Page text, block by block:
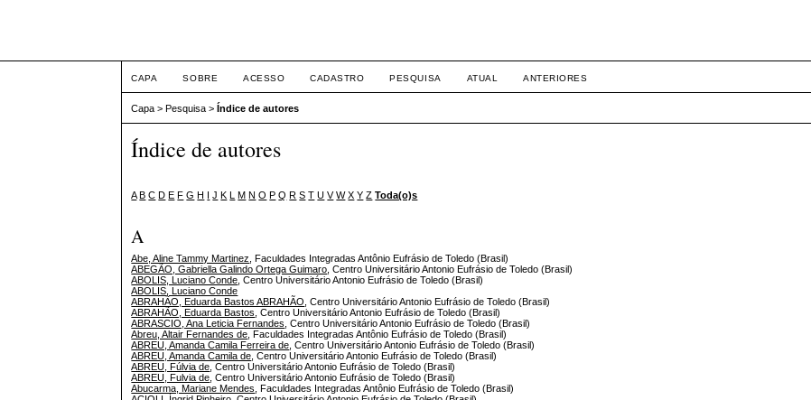
CAPA SOBRE ACESSO CADASTRO PESQUISA ATUAL ANTERIORES
Capa >Pesquisa >Índice de autores
Índice de autores
A B C D E F G H I J K L M N O P Q R S T U V W X Y Z Toda(o)s
A
Abe, Aline Tammy Martinez
, Faculdades Integradas Antônio Eufrásio de Toledo (Brasil)
ABEGÃO, Gabriella Galindo Ortega Guimaro , Centro Universitário Antonio Eufrásio de Toledo (Brasil)
ABOLIS, Luciano Conde , Centro Universitário Antonio Eufrásio de Toledo (Brasil)
ABOLIS, Luciano Conde
ABRAHÃO, Eduarda Bastos ABRAHÃO , Centro Universitário Antonio Eufrásio de Toledo (Brasil)
ABRAHÃO, Eduarda Bastos , Centro Universitário Antonio Eufrásio de Toledo (Brasil)
ABRASCIO, Ana Leticia Fernandes , Centro Universitário Antonio Eufrásio de Toledo (Brasil)
Abreu, Altair Fernandes de , Faculdades Integradas Antônio Eufrásio de Toledo (Brasil)
ABREU, Amanda Camila Ferreira de , Centro Universitário Antonio Eufrásio de Toledo (Brasil)
ABREU, Amanda Camila de , Centro Universitário Antonio Eufrásio de Toledo (Brasil)
ABREU, Fúlvia de , Centro Universitário Antonio Eufrásio de Toledo (Brasil)
ABREU, Fulvia de , Centro Universitário Antonio Eufrásio de Toledo (Brasil)
Abucarma, Mariane Mendes
, Faculdades Integradas Antônio Eufrásio de Toledo (Brasil)